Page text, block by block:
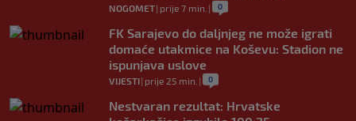
NOGOMET| prije 7 min. | 0
FK Sarajevo do daljnjeg ne može igrati
domaće utakmice na Koševu: Stadion ne
ispunjava uslove
VIJESTI| prije 25 min. | 0
Nestvaran rezultat: Hrvatske